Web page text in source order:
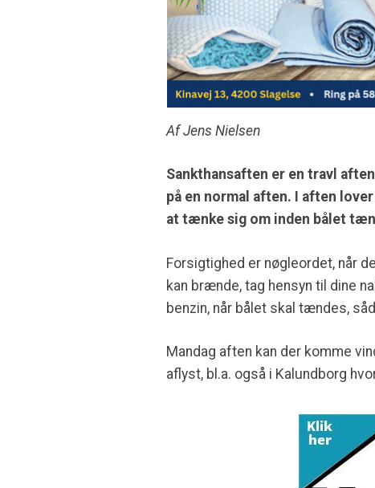
Af Jens Nielsen
Sankthansaften er en travl
på en normal aften. I aften
at tænke sig om inden bålet
Forsigtighed er nøgleordet, når
kan brænde, tag hensyn til dine
benzin, når bålet skal tændes,
Mandag aften kan der komme
aflyst, bl.a. også i Kalundborg